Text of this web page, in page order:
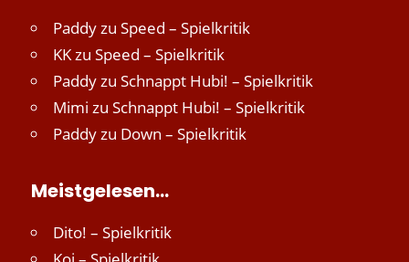
Paddy zu Speed – Spielkritik
KK zu Speed – Spielkritik
Paddy zu Schnappt Hubi! – Spielkritik
Mimi zu Schnappt Hubi! – Spielkritik
Paddy zu Down – Spielkritik
Meistgelesen…
Dito! – Spielkritik